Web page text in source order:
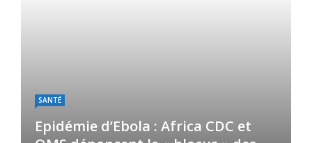
SANTÉ
Epidémie d’Ebola : Africa CDC et